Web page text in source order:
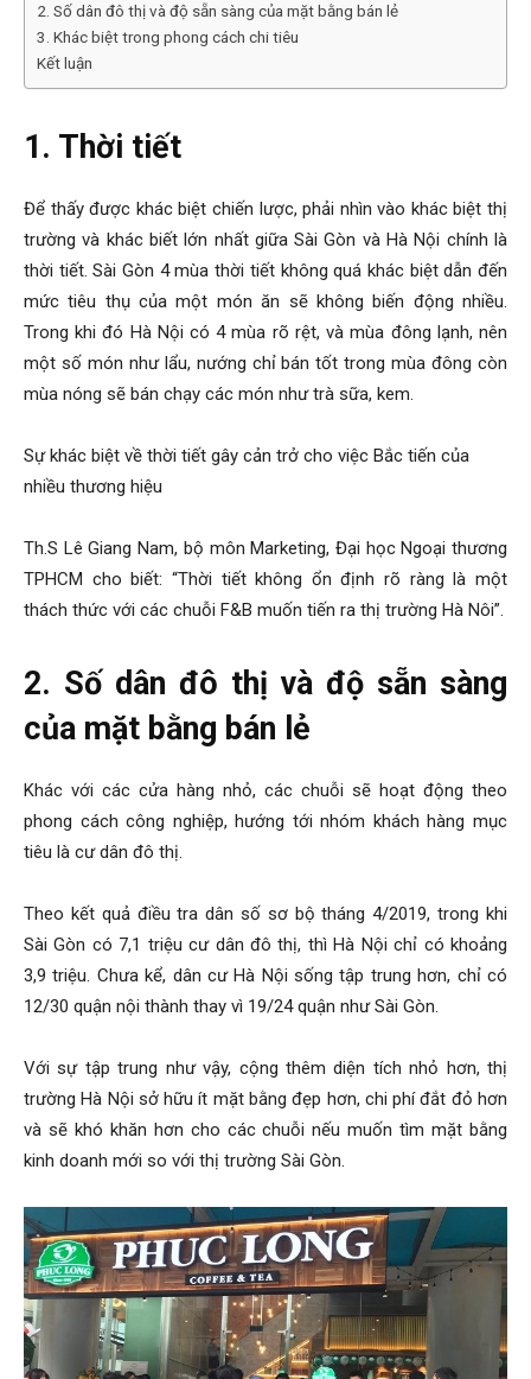
2. Số dân đô thị và độ sẵn sàng của mặt bằng bán lẻ
3. Khác biệt trong phong cách chi tiêu
Kết luận
1. Thời tiết
Để thấy được khác biệt chiến lược, phải nhìn vào khác biệt thị
trường và khác biết lớn nhất giữa Sài Gòn và Hà Nội chính là
thời tiết. Sài Gòn 4 mùa thời tiết không quá khác biệt dẫn đến
mức tiêu thụ của một món ăn sẽ không biến động nhiều.
Trong khi đó Hà Nội có 4 mùa rõ rệt, và mùa đông lạnh, nên
một số món như lẩu, nướng chỉ bán tốt trong mùa đông còn
mùa nóng sẽ bán chạy các món như trà sữa, kem.
Sự khác biệt về thời tiết gây cản trở cho việc Bắc tiến của
nhiều thương hiệu
Th.S Lê Giang Nam, bộ môn Marketing, Đại học Ngoại thương
TPHCM cho biết: “Thời tiết không ổn định rõ ràng là một
thách thức với các chuỗi F&B muốn tiến ra thị trường Hà Nôi”.
2. Số dân đô thị và độ sẵn sàng
của mặt bằng bán lẻ
Khác với các cửa hàng nhỏ, các chuỗi sẽ hoạt động theo
phong cách công nghiệp, hướng tới nhóm khách hàng mục
tiêu là cư dân đô thị.
Theo kết quả điều tra dân số sơ bộ tháng 4/2019, trong khi
Sài Gòn có 7,1 triệu cư dân đô thị, thì Hà Nội chỉ có khoảng
3,9 triệu. Chưa kể, dân cư Hà Nội sống tập trung hơn, chỉ có
12/30 quận nội thành thay vì 19/24 quận như Sài Gòn.
Với sự tập trung như vậy, cộng thêm diện tích nhỏ hơn, thị
trường Hà Nội sở hữu ít mặt bằng đẹp hơn, chi phí đắt đỏ hơn
và sẽ khó khăn hơn cho các chuỗi nếu muốn tìm mặt bằng
kinh doanh mới so với thị trường Sài Gòn.